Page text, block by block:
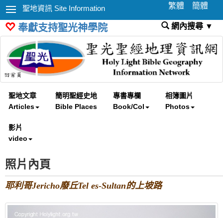
聖地資訊 Site Information 繁體 簡體
奉獻支持聖光神學院 網內搜尋 ▼
聖地文章
Articles
簡明聖經史地
Bible Places
專書專欄
Book/Col
相簿圖片
Photos
影片
video
照片內頁
耶利哥Jericho廢丘Tel es-Sultan的上坡路